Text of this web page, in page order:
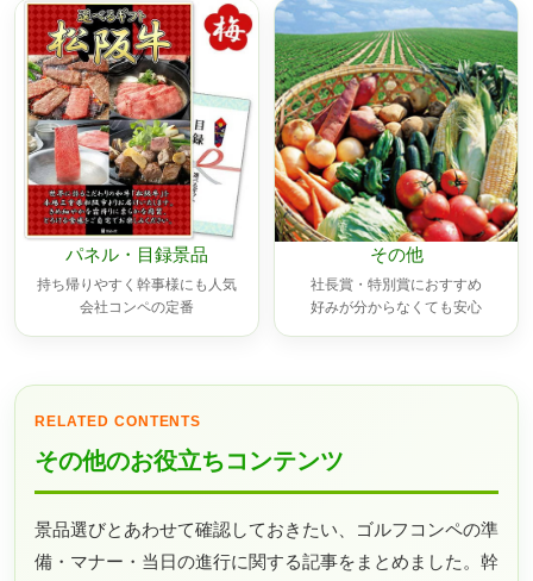
パネル・目録景品
持ち帰りやすく幹事様にも人気
会社コンペの定番
その他
社長賞・特別賞におすすめ
好みが分からなくても安心
RELATED CONTENTS
その他のお役立ちコンテンツ
景品選びとあわせて確認しておきたい、ゴルフコンペの準
備・マナー・当日の進行に関する記事をまとめました。幹